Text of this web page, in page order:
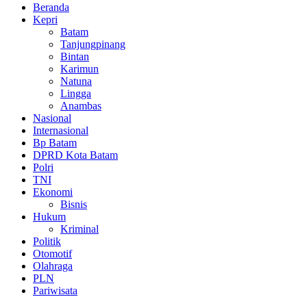
Beranda
Kepri
Batam
Tanjungpinang
Bintan
Karimun
Natuna
Lingga
Anambas
Nasional
Internasional
Bp Batam
DPRD Kota Batam
Polri
TNI
Ekonomi
Bisnis
Hukum
Kriminal
Politik
Otomotif
Olahraga
PLN
Pariwisata